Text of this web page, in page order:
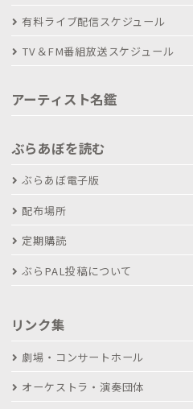
有料ライブ配信スケジュール
TV＆FM番組放送スケジュール
アーティスト名鑑
ぶらあぼを読む
ぶらあぼ電子版
配布場所
定期購読
ぶらPAL投稿について
リンク集
劇場・コンサートホール
オーケストラ・演奏団体